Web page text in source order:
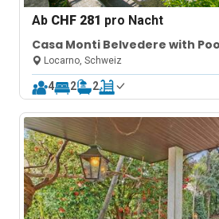
Ab CHF 281 pro Nacht
Casa Monti Belvedere with
Dining
Locarno, Schweiz
4 2 2